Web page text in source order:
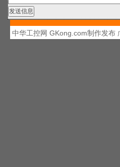
中华工控网 GKong.com制作发布